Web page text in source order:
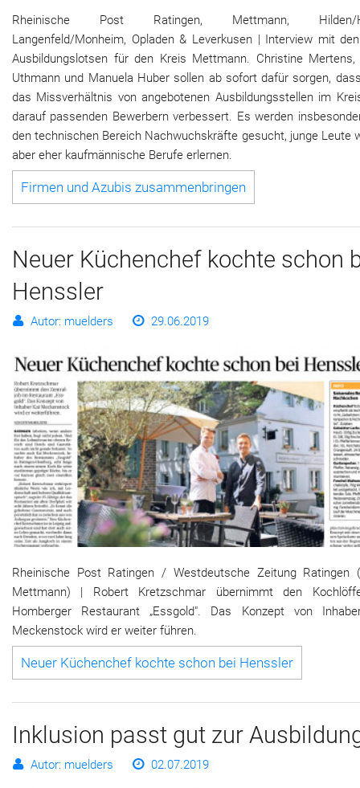
Rheinische Post Ratingen, Mettmann, Hilden/
Langenfeld/Monheim, Opladen & Leverkusen | Interview mit
Ausbildungslotsen für den Kreis Mettmann. Christine Mertens,
Uthmann und Manuela Huber sollen ab sofort dafür sorgen,
das Missverhältnis von angebotenen Ausbildungsstellen im
darauf passenden Bewerbern verbessert. Es werden
den technischen Bereich Nachwuchskräfte gesucht, junge Leute
aber eher kaufmännische Berufe erlernen.
Firmen und Azubis zusammenbringen
Neuer Küchenchef kochte schon
Henssler
Autor: muelders 29.06.2019
Rheinische Post Ratingen / Westdeutsche Zeitung Ratingen
Mettmann) | Robert Kretzschmar übernimmt den
Homberger Restaurant „Essgold". Das Konzept von
Meckenstock wird er weiter führen.
Neuer Küchenchef kochte schon bei Henssler
Inklusion passt gut zur
Autor: muelders 02.07.2019